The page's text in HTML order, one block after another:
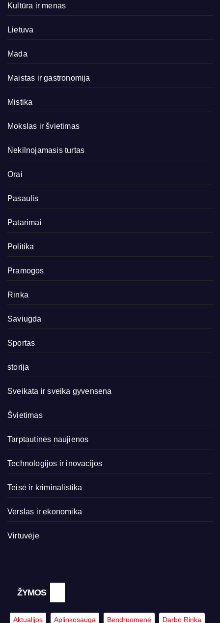
Kultūra ir menas
Lietuva
Mada
Maistas ir gastronomija
Mistika
Mokslas ir švietimas
Nekilnojamasis turtas
Orai
Pasaulis
Patarimai
Politika
Pramogos
Rinka
Saviugda
Sportas
storija
Sveikata ir sveika gyvensena
Švietimas
Tarptautinės naujienos
Technologijos ir inovacijos
Teisė ir kriminalistika
Verslas ir ekonomika
Virtuvėje
ŽYMOS
Aktualijos Aplinkosauga Bendruomenė Darbo Rinka